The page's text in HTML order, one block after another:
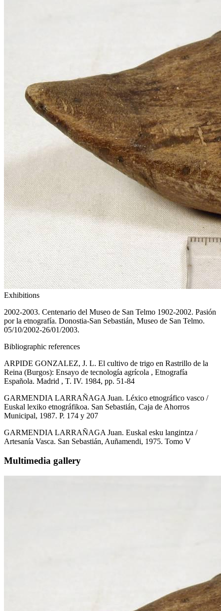
Exhibitions
2002-2003. Centenario del Museo de San Telmo 1902-2002. Pasión
por la etnografía. Donostia-San Sebastián, Museo de San Telmo.
05/10/2002-26/01/2003.
Bibliographic references
ARPIDE GONZALEZ, J. L. El cultivo de trigo en Rastrillo de la
Reina (Burgos): Ensayo de tecnología agrícola , Etnografía
Española. Madrid , T. IV. 1984, pp. 51-84
GARMENDIA LARRAÑAGA Juan. Léxico etnográfico vasco /
Euskal lexiko etnográfikoa. San Sebastián, Caja de Ahorros
Municipal, 1987. P. 174 y 207
GARMENDIA LARRAÑAGA Juan. Euskal esku langintza /
Artesanía Vasca. San Sebastián, Auñamendi, 1975. Tomo V
Multimedia gallery